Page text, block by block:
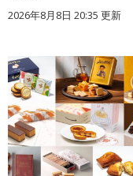
2026年8月8日 20:35 更新